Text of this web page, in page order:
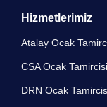
Hizmetlerimiz
Atalay Ocak
CSA Ocak Tamircisi
DRN Ocak